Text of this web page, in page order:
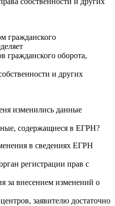
гражданского
гражданского оборота,
и других
изменились данные
содержащиеся в ЕГРН?
в сведениях ЕГРН
регистрации прав с
за внесением изменений о
заявителю достаточно